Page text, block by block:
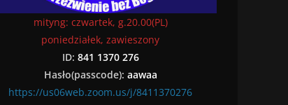
mityng: czwartek, g.20.00(PL)
poniedziałek, zawieszony
ID: 841 1370 276
Hasło(passcode): aawaa
https://us06web.zoom.us/j/8411370276